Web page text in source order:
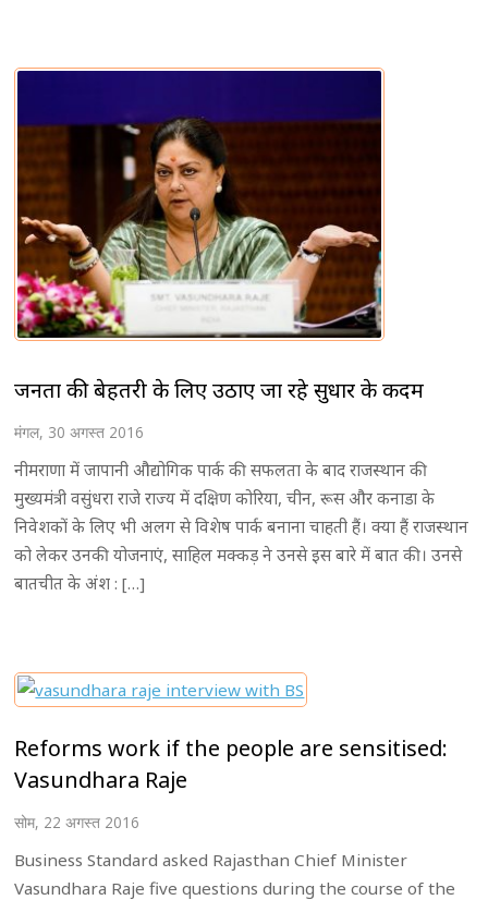
जनता की बेहतरी के लिए उठाए जा रहे सुधार के कदम
मंगल, 30 अगस्त 2016
नीमराणा में जापानी औद्योगिक पार्क की सफलता के बाद राजस्थान की
मुख्यमंत्री वसुंधरा राजे राज्य में दक्षिण कोरिया, चीन, रूस और कनाडा के
निवेशकों के लिए भी अलग से विशेष पार्क बनाना चाहती हैं। क्या हैं राजस्थान
को लेकर उनकी योजनाएं, साहिल मक्कड़ ने उनसे इस बारे में बात की। उनसे
बातचीत के अंश : […]
Reforms work if the people are sensitised:
Vasundhara Raje
सोम, 22 अगस्त 2016
Business Standard asked Rajasthan Chief Minister
Vasundhara Raje five questions during the course of the